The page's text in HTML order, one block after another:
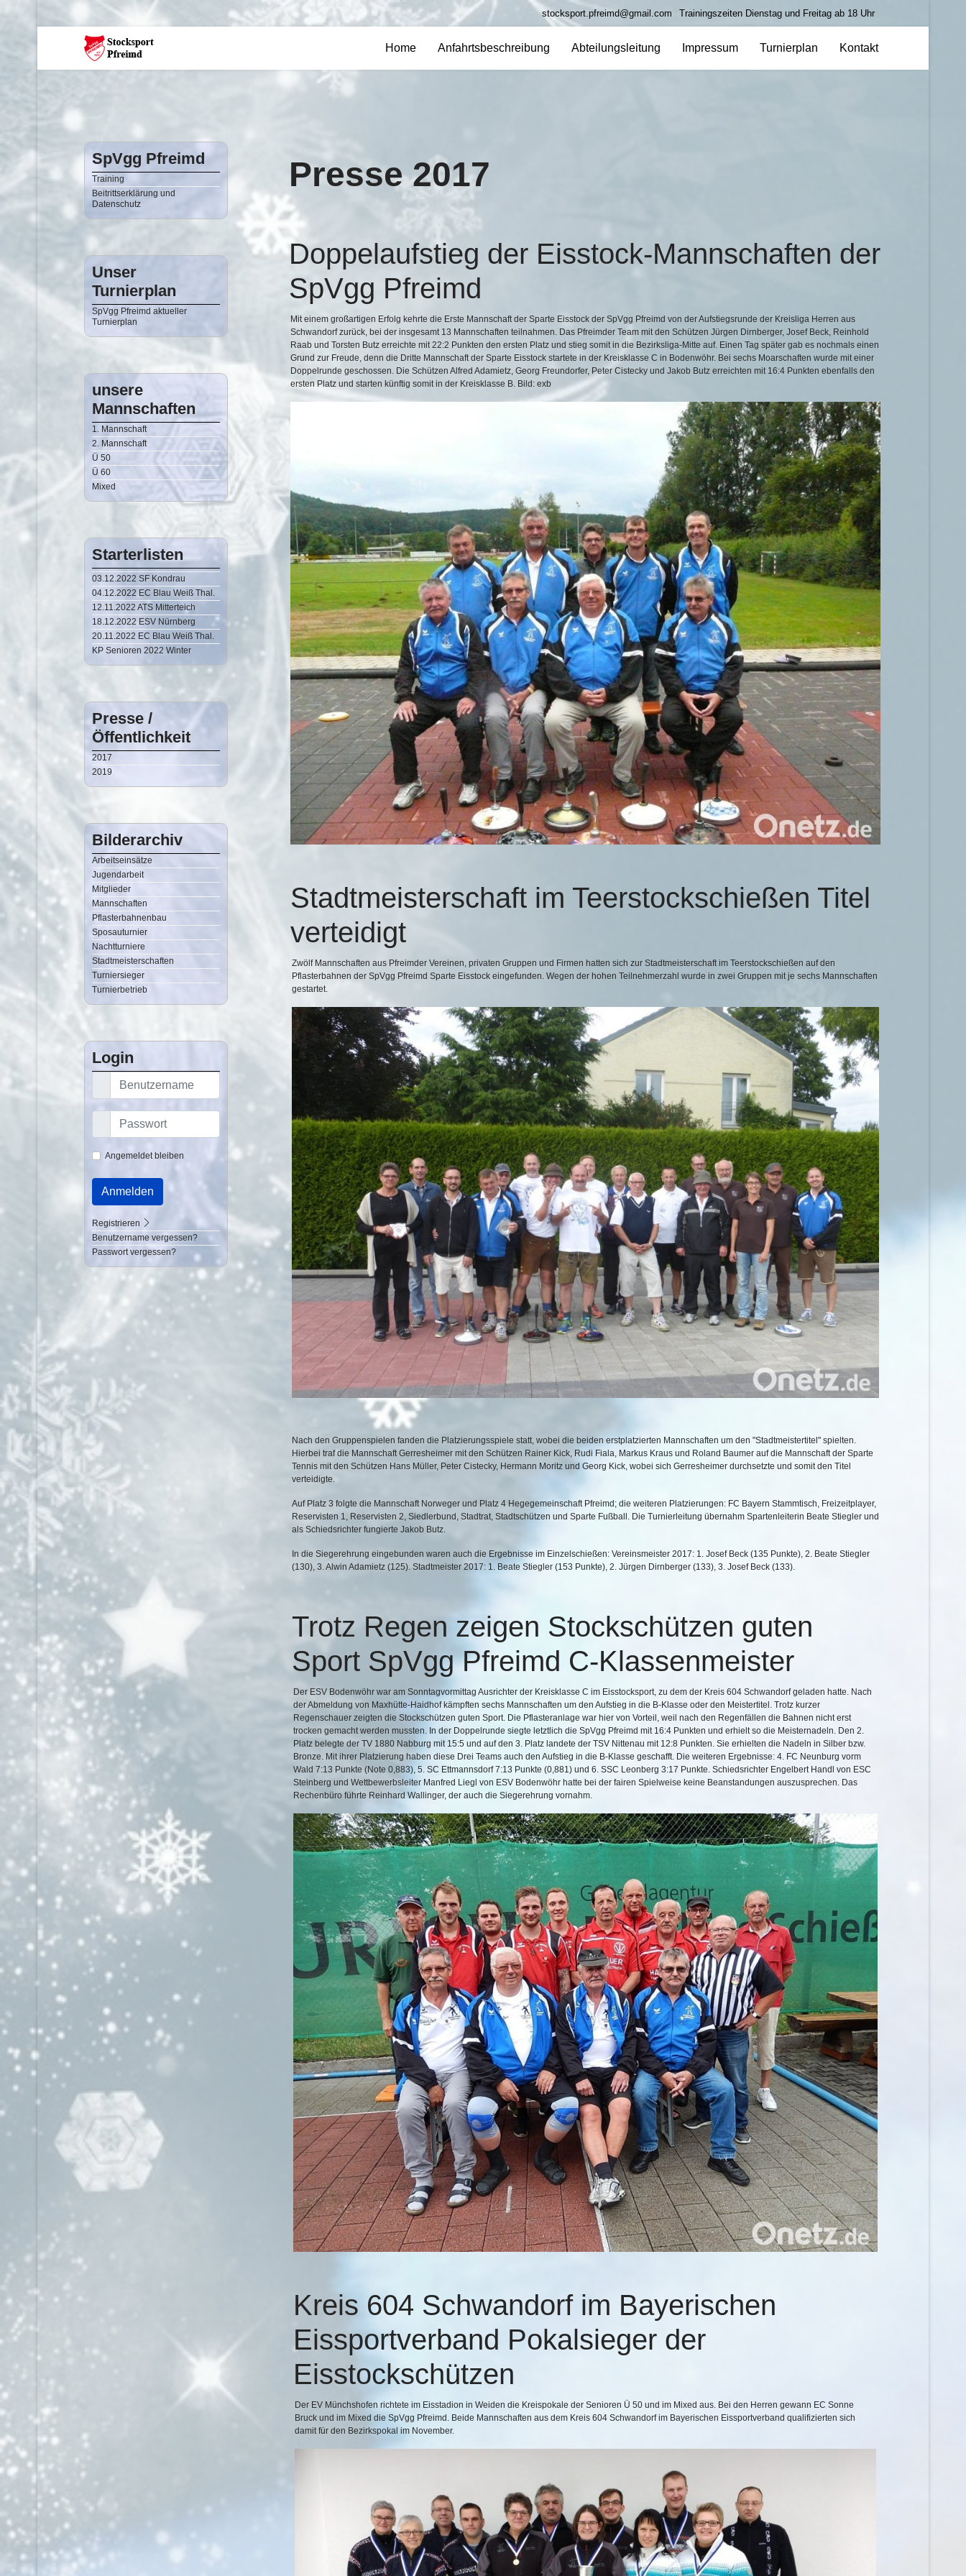
stocksport.pfreimd@gmail.com Trainingszeiten Dienstag und Freitag ab 18 Uhr
Home Anfahrtsbeschreibung Abteilungsleitung Impressum Turnierplan Kontakt
SpVgg Pfreimd
Training
Beitrittserklärung und
Datenschutz
Unser
Turnierplan
SpVgg Pfreimd aktueller
Turnierplan
unsere
Mannschaften
1. Mannschaft
2. Mannschaft
Ü 50
Ü 60
Mixed
Starterlisten
03.12.2022 SF Kondrau
04.12.2022 EC Blau Weiß Thal.
12.11.2022 ATS Mitterteich
18.12.2022 ESV Nürnberg
20.11.2022 EC Blau Weiß Thal.
KP Senioren 2022 Winter
Presse /
Öffentlichkeit
2017
2019
Bilderarchiv
Arbeitseinsätze
Jugendarbeit
Mitglieder
Mannschaften
Pflasterbahnenbau
Sposauturnier
Nachtturniere
Stadtmeisterschaften
Turniersieger
Turnierbetrieb
Login
Angemeldet bleiben
Anmelden
Registrieren
Benutzername vergessen?
Passwort vergessen?
Presse 2017
Doppelaufstieg der Eisstock-Mannschaften der
SpVgg Pfreimd
Mit einem großartigen Erfolg kehrte die Erste Mannschaft der Sparte Eisstock der SpVgg Pfreimd von der Aufstiegsrunde der Kreisliga Herren aus
Schwandorf zurück, bei der insgesamt 13 Mannschaften teilnahmen. Das Pfreimder Team mit den Schützen Jürgen Dirnberger, Josef Beck, Reinhold
Raab und Torsten Butz erreichte mit 22:2 Punkten den ersten Platz und stieg somit in die Bezirksliga-Mitte auf. Einen Tag später gab es nochmals einen
Grund zur Freude, denn die Dritte Mannschaft der Sparte Eisstock startete in der Kreisklasse C in Bodenwöhr. Bei sechs Moarschaften wurde mit einer
Doppelrunde geschossen. Die Schützen Alfred Adamietz, Georg Freundorfer, Peter Cistecky und Jakob Butz erreichten mit 16:4 Punkten ebenfalls den
ersten Platz und starten künftig somit in der Kreisklasse B. Bild: exb
Stadtmeisterschaft im Teerstockschießen Titel
verteidigt
Zwölf Mannschaften aus Pfreimder Vereinen, privaten Gruppen und Firmen hatten sich zur Stadtmeisterschaft im Teerstockschießen auf den
Pflasterbahnen der SpVgg Pfreimd Sparte Eisstock eingefunden. Wegen der hohen Teilnehmerzahl wurde in zwei Gruppen mit je sechs Mannschaften
gestartet.
Nach den Gruppenspielen fanden die Platzierungsspiele statt, wobei die beiden erstplatzierten Mannschaften um den "Stadtmeistertitel" spielten.
Hierbei traf die Mannschaft Gerresheimer mit den Schützen Rainer Kick, Rudi Fiala, Markus Kraus und Roland Baumer auf die Mannschaft der Sparte
Tennis mit den Schützen Hans Müller, Peter Cistecky, Hermann Moritz und Georg Kick, wobei sich Gerresheimer durchsetzte und somit den Titel
verteidigte.
Auf Platz 3 folgte die Mannschaft Norweger und Platz 4 Hegegemeinschaft Pfreimd; die weiteren Platzierungen: FC Bayern Stammtisch, Freizeitplayer,
Reservisten 1, Reservisten 2, Siedlerbund, Stadtrat, Stadtschützen und Sparte Fußball. Die Turnierleitung übernahm Spartenleiterin Beate Stiegler und
als Schiedsrichter fungierte Jakob Butz.
In die Siegerehrung eingebunden waren auch die Ergebnisse im Einzelschießen: Vereinsmeister 2017: 1. Josef Beck (135 Punkte), 2. Beate Stiegler
(130), 3. Alwin Adamietz (125). Stadtmeister 2017: 1. Beate Stiegler (153 Punkte), 2. Jürgen Dirnberger (133), 3. Josef Beck (133).
Trotz Regen zeigen Stockschützen guten
Sport SpVgg Pfreimd C-Klassenmeister
Der ESV Bodenwöhr war am Sonntagvormittag Ausrichter der Kreisklasse C im Eisstocksport, zu dem der Kreis 604 Schwandorf geladen hatte. Nach
der Abmeldung von Maxhütte-Haidhof kämpften sechs Mannschaften um den Aufstieg in die B-Klasse oder den Meistertitel. Trotz kurzer
Regenschauer zeigten die Stockschützen guten Sport. Die Pflasteranlage war hier von Vorteil, weil nach den Regenfällen die Bahnen nicht erst
trocken gemacht werden mussten. In der Doppelrunde siegte letztlich die SpVgg Pfreimd mit 16:4 Punkten und erhielt so die Meisternadeln. Den 2.
Platz belegte der TV 1880 Nabburg mit 15:5 und auf den 3. Platz landete der TSV Nittenau mit 12:8 Punkten. Sie erhielten die Nadeln in Silber bzw.
Bronze. Mit ihrer Platzierung haben diese Drei Teams auch den Aufstieg in die B-Klasse geschafft. Die weiteren Ergebnisse: 4. FC Neunburg vorm
Wald 7:13 Punkte (Note 0,883), 5. SC Ettmannsdorf 7:13 Punkte (0,881) und 6. SSC Leonberg 3:17 Punkte. Schiedsrichter Engelbert Handl von ESC
Steinberg und Wettbewerbsleiter Manfred Liegl von ESV Bodenwöhr hatte bei der fairen Spielweise keine Beanstandungen auszusprechen. Das
Rechenbüro führte Reinhard Wallinger, der auch die Siegerehrung vornahm.
Kreis 604 Schwandorf im Bayerischen
Eissportverband Pokalsieger der
Eisstockschützen
Der EV Münchshofen richtete im Eisstadion in Weiden die Kreispokale der Senioren Ü 50 und im Mixed aus. Bei den Herren gewann EC Sonne
Bruck und im Mixed die SpVgg Pfreimd. Beide Mannschaften aus dem Kreis 604 Schwandorf im Bayerischen Eissportverband qualifizierten sich
damit für den Bezirkspokal im November.